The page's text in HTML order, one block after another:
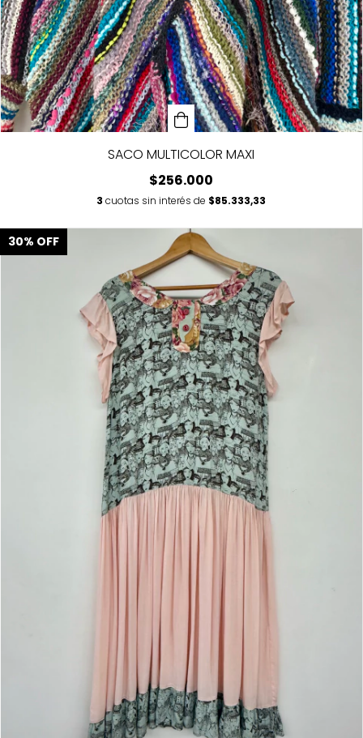
SACO MULTICOLOR MAXI
$256.000
3 cuotas sin interés de $85.333,33
30% OFF